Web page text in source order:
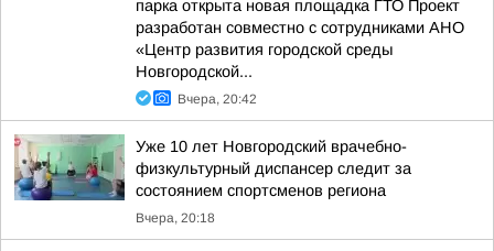
парка открыта новая площадка ГТО Проект
разработан совместно с сотрудниками АНО
«Центр развития городской среды
Новгородской...
Вчера, 20:42
Уже 10 лет Новгородский врачебно-
физкультурный диспансер следит за
состоянием спортсменов региона
Вчера, 20:18